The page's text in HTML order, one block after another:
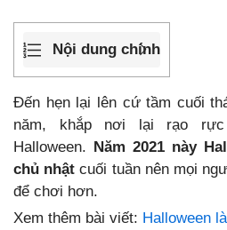
Nội dung chính
Đến hẹn lại lên cứ tầm cuối
năm, khắp nơi lại rạo
Halloween. Năm 2021 này
chủ nhật cuối tuần nên mọi
để chơi hơn.
Xem thêm bài viết: Halloween